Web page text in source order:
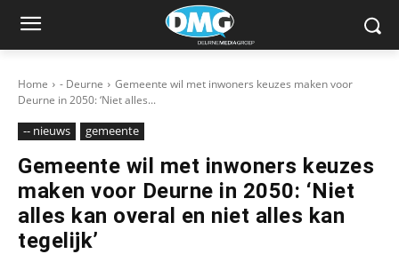
Home - Deurne
Gemeente wil met inwoners keuzes maken voor
Deurne in 2050: ‘Niet alles...
-- nieuws gemeente
Gemeente wil met inwoners keuzes
maken voor Deurne in 2050: ‘Niet
alles kan overal en niet alles kan
tegelijk’